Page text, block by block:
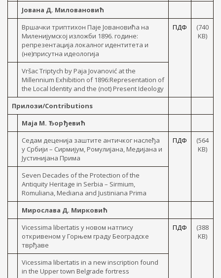
Јована Д. Миловановић
Вршачки триптихон Паје Јовановића на
Миленијумској изложби 1896. године:
репрезентација локалног идентитета и
(не)присутна идеологија
ПДФ
(740
KB)
Vršac Triptych by Paja Jovanović at the
Millennium Exhibition of 1896:Representation of
the Local Identity and the (not) Present Ideology
Прилози/Contributions
Маја М. Ђорђевић
Седам деценија заштите античког наслеђа
у Србији – Сирмијум, Ромулијана, Медијана и
Јустинијана Прима
ПДФ
(564
KB)
Seven Decades of the Protection of the
Antiquity Heritage in Serbia – Sirmium,
Romuliana, Mediana and Justiniana Prima
Мирослава Д. Мирковић
Vicessima libertatis у новом натпису
откривеном у Горњем граду Београдске
тврђаве
ПДФ
(388
KB)
Vicessima libertatis in a new inscription found
in the Upper town Belgrade fortress